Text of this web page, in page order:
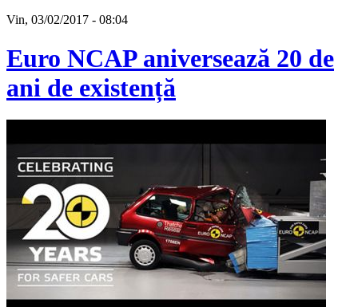
Vin, 03/02/2017 - 08:04
Euro NCAP aniversează 20 de
ani de existență